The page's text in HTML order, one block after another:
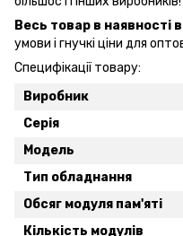
Весь товар в наявності в
умови і гнучкі ціни для
Специфікації товару:
Виробник
Серія
Модель
Тип обладнання
Обсяг модуля пам'яті
Кількість модулів